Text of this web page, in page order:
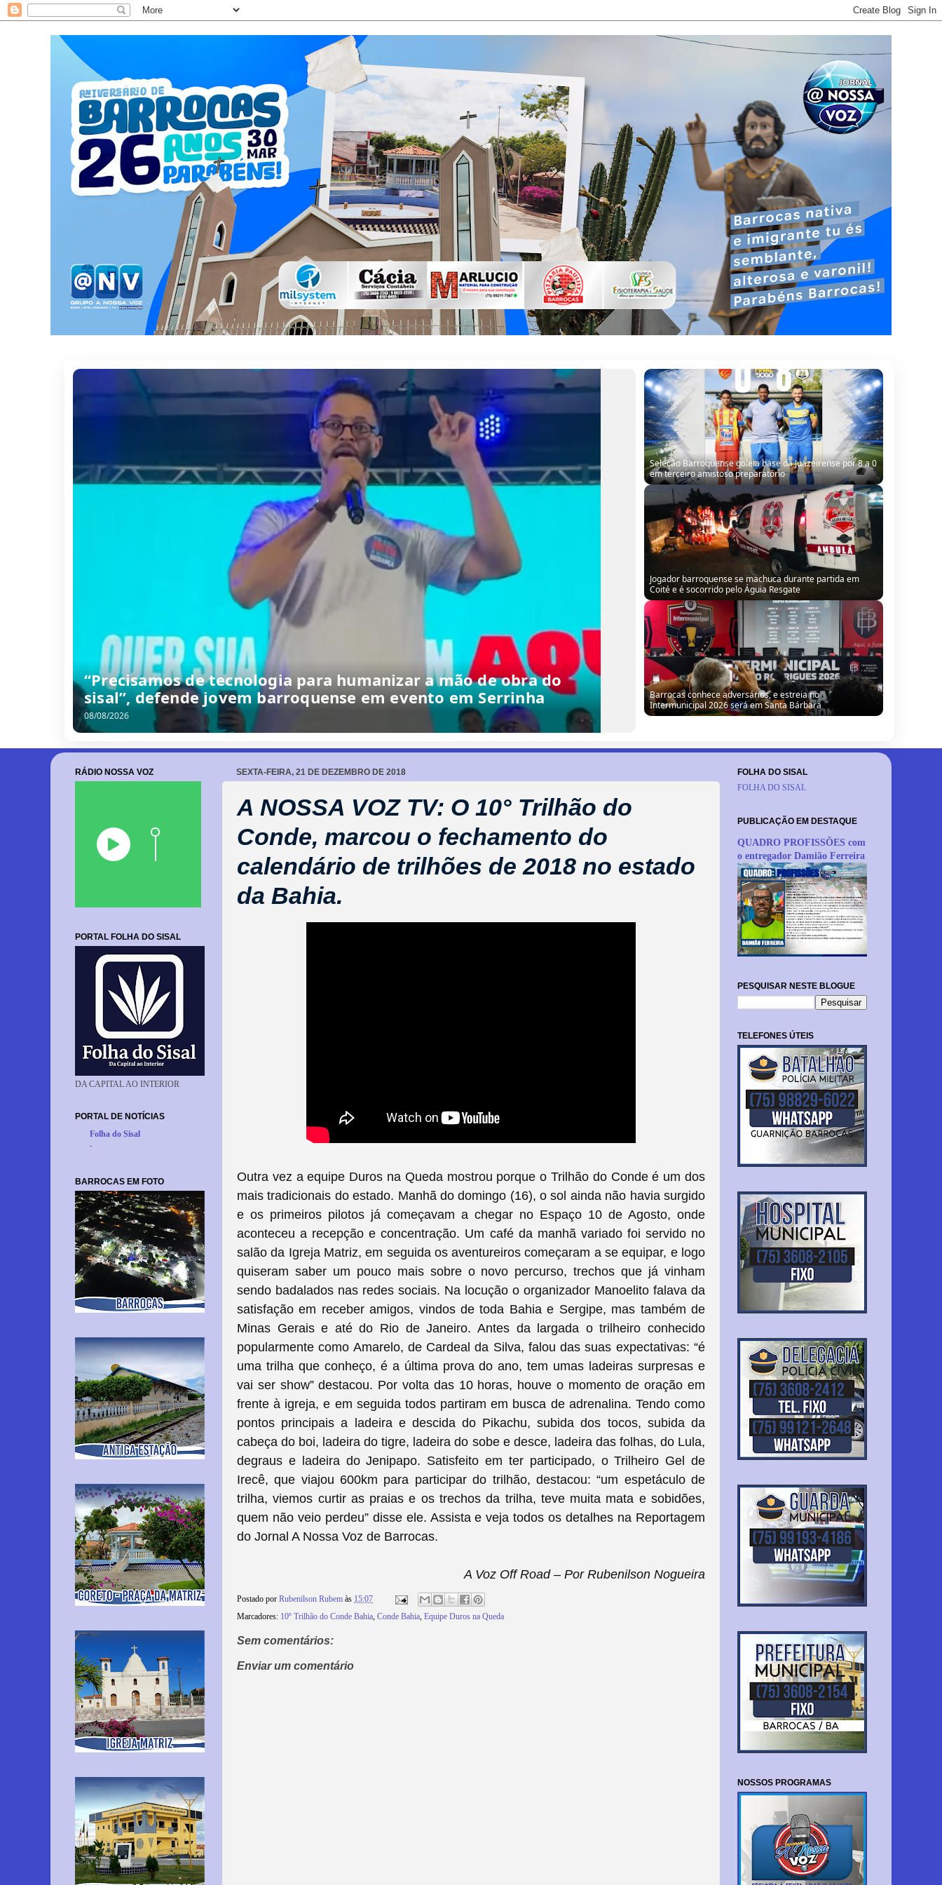
“Precisamos de tecnologia para humanizar a mão de obra do
sisal”, defende jovem barroquense em evento em Serrinha
08/08/2026
Seleção Barroquense goleia base da Juazeirense por 8 a 0
em terceiro amistoso preparatório
Jogador barroquense se machuca durante partida em
Coité e é socorrido pelo Águia Resgate
Barrocas conhece adversários, e estreia no
Intermunicipal 2026 será em Santa Bárbara
SEXTA-FEIRA, 21 DE DEZEMBRO DE 2018
A NOSSA VOZ TV: O 10° Trilhão do
Conde, marcou o fechamento do
calendário de trilhões de 2018 no estado
da Bahia.
Outra vez a equipe Duros na Queda mostrou porque o Trilhão do Conde é um dos
mais tradicionais do estado. Manhã do domingo (16), o sol ainda não havia surgido
e os primeiros pilotos já começavam a chegar no Espaço 10 de Agosto, onde
aconteceu a recepção e concentração. Um café da manhã variado foi servido no
salão da Igreja Matriz, em seguida os aventureiros começaram a se equipar, e logo
quiseram saber um pouco mais sobre o novo percurso, trechos que já vinham
sendo badalados nas redes sociais. Na locução o organizador Manoelito falava da
satisfação em receber amigos, vindos de toda Bahia e Sergipe, mas também de
Minas Gerais e até do Rio de Janeiro. Antes da largada o trilheiro conhecido
popularmente como Amarelo, de Cardeal da Silva, falou das suas expectativas: “é
uma trilha que conheço, é a última prova do ano, tem umas ladeiras surpresas e
vai ser show” destacou. Por volta das 10 horas, houve o momento de oração em
frente à igreja, e em seguida todos partiram em busca de adrenalina. Tendo como
pontos principais a ladeira e descida do Pikachu, subida dos tocos, subida da
cabeça do boi, ladeira do tigre, ladeira do sobe e desce, ladeira das folhas, do Lula,
degraus e ladeira do Jenipapo. Satisfeito em ter participado, o Trilheiro Gel de
Irecê, que viajou 600km para participar do trilhão, destacou: “um espetáculo de
trilha, viemos curtir as praias e os trechos da trilha, teve muita mata e sobidões,
quem não veio perdeu” disse ele. Assista e vejatodos os detalhes na Reportagem
do Jornal A Nossa Voz de Barrocas.
A Voz Off Road – Por Rubenilson Nogueira
Postado por Rubenilson Rubem às 15:07
Marcadores: 10º Trilhão do Conde Bahia, Conde Bahia, Equipe Duros na Queda
Sem comentários:
Enviar um comentário
RÁDIO NOSSA VOZ
PORTAL FOLHA DO SISAL
DA CAPITAL AO INTERIOR
PORTAL DE NOTÍCIAS
Folha do Sisal
-
BARROCAS EM FOTO
FOLHA DO SISAL
FOLHA DO SISAL
PUBLICAÇÃO EM DESTAQUE
QUADRO PROFISSÕES com
o entregador Damião Ferreira
PESQUISAR NESTE BLOGUE
TELEFONES ÚTEIS
NOSSOS PROGRAMAS